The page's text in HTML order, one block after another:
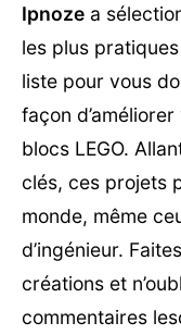
Ipnoze a
les plus
liste pour vous
façon
blocs LEGO.
clés, ces projets
monde, même
d’ingénieur.
créations et
commentaires